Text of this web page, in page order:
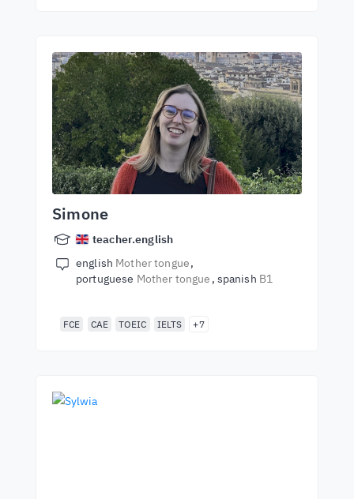
Simone
teacher.english
english Mother tongue
portuguese Mother tongue spanish B1
FCE CAE TOEIC IELTS +7